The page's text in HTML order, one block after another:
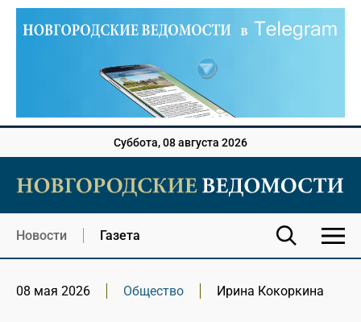
Суббота, 08 августа 2026
Новости Газета
08 мая 2026 Общество Ирина Кокоркина